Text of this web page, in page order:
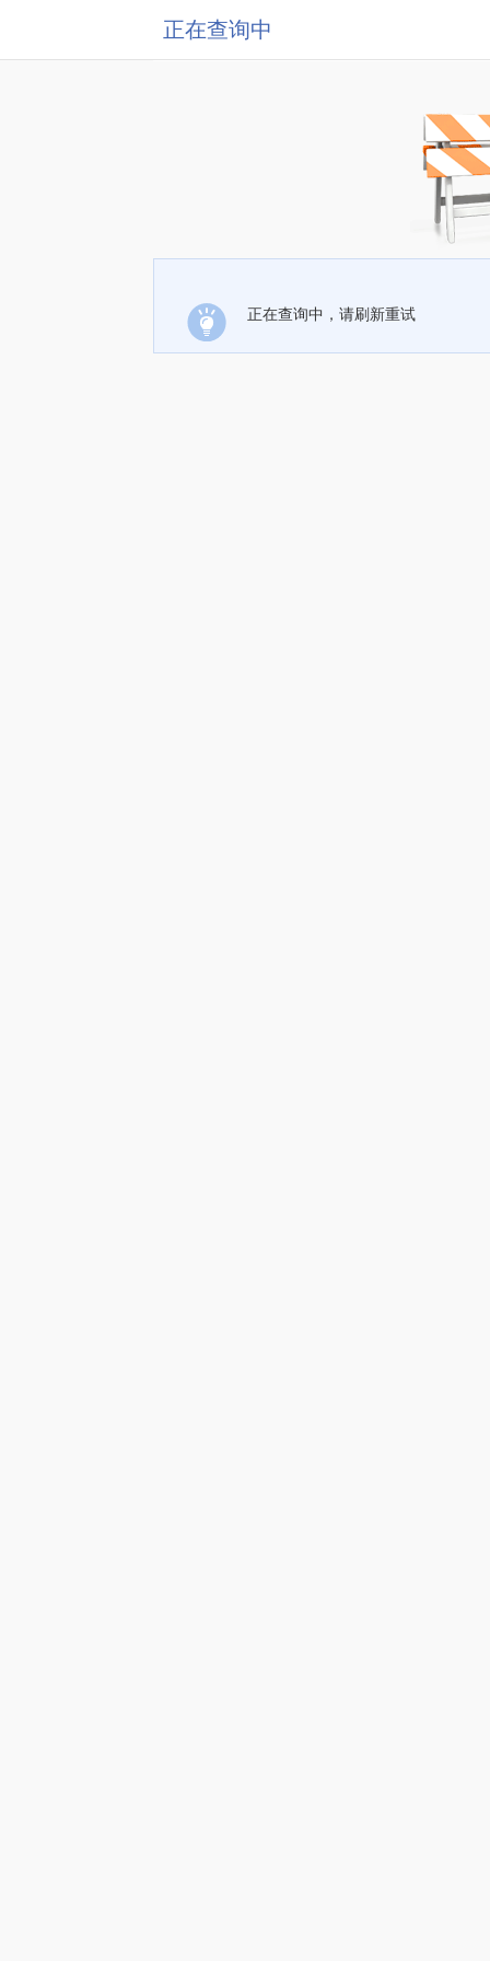
正在查询中
正在查询中，请刷新重试